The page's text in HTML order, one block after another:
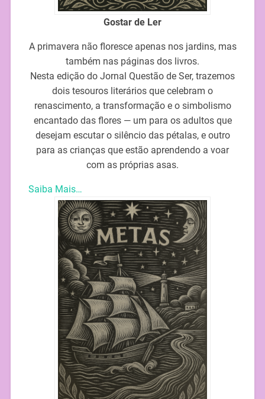
Gostar de Ler
A primavera não floresce apenas nos jardins, mas
também nas páginas dos livros.
Nesta edição do Jornal Questão de Ser, trazemos
dois tesouros literários que celebram o
renascimento, a transformação e o simbolismo
encantado das flores — um para os adultos que
desejam escutar o silêncio das pétalas, e outro
para as crianças que estão aprendendo a voar
com as próprias asas.
Saiba Mais…